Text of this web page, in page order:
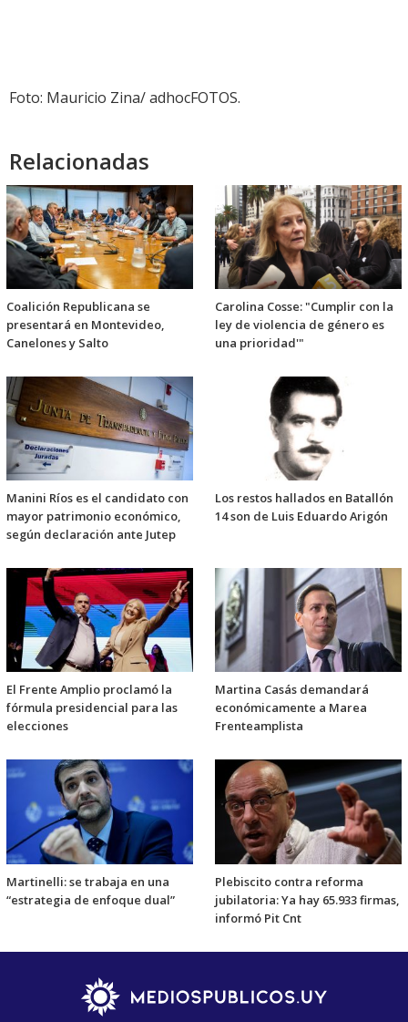
Foto: Mauricio Zina/ adhocFOTOS.
Relacionadas
Coalición Republicana se
presentará en Montevideo,
Canelones y Salto
Carolina Cosse: "Cumplir con la
ley de violencia de género es
una prioridad'"
Manini Ríos es el candidato con
mayor patrimonio económico,
según declaración ante Jutep
Los restos hallados en Batallón
14 son de Luis Eduardo Arigón
El Frente Amplio proclamó la
fórmula presidencial para las
elecciones
Martina Casás demandará
económicamente a Marea
Frenteamplista
Martinelli: se trabaja en una
“estrategia de enfoque dual”
Plebiscito contra reforma
jubilatoria: Ya hay 65.933 firmas,
informó Pit Cnt